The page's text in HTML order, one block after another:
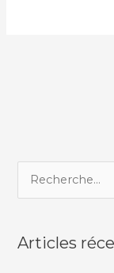
e
h
Articles